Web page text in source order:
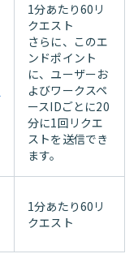
1分あたり60リ
クエスト
さらに、このエ
ンドポイント
に、ユーザーお
よびワークスペ
ースIDごとに20
分に1回リクエ
ストを送信でき
ます。
1分あたり60リ
クエスト